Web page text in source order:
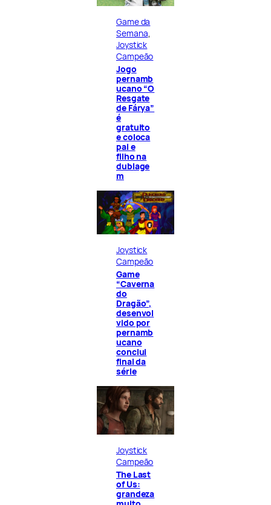
Game da
Semana
Joystick
Campeão
Jogo
pernamb
ucano “O
Resgate
de Fárya”
é
gratuito
e coloca
pai e
filho na
dublage
m
Joystick
Campeão
Game
“Caverna
do
Dragão”,
desenvol
vido por
pernamb
ucano
conclui
final da
série
Joystick
Campeão
The Last
of Us:
grandeza